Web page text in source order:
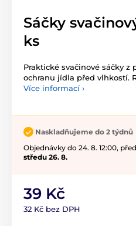
Sáčky
ks
Praktické svačinové sáčky
ochranu jídla před vlhkostí.
Více informací ›
Naskladňujeme do 2 týdnů
Objednávky do 24. 8. 12:00,
středu 26. 8.
39 Kč
32 Kč bez DPH